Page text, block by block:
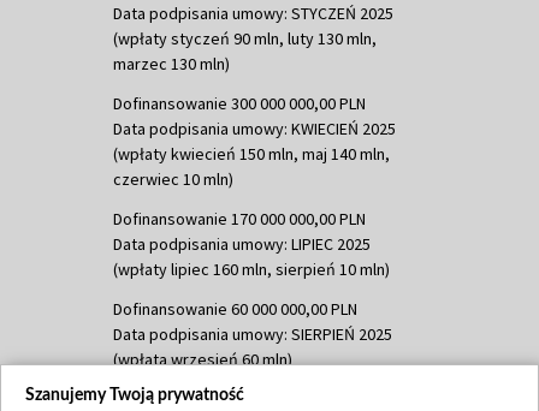
Data podpisania umowy: STYCZEŃ 2025
(wpłaty styczeń 90 mln, luty 130 mln,
marzec 130 mln)
Dofinansowanie 300 000 000,00 PLN
Data podpisania umowy: KWIECIEŃ 2025
(wpłaty kwiecień 150 mln, maj 140 mln,
czerwiec 10 mln)
Dofinansowanie 170 000 000,00 PLN
Data podpisania umowy: LIPIEC 2025
(wpłaty lipiec 160 mln, sierpień 10 mln)
Dofinansowanie 60 000 000,00 PLN
Data podpisania umowy: SIERPIEŃ 2025
(wpłata wrzesień 60 mln)
Dofinansowanie 635 783 051,21 PLN
Szanujemy Twoją prywatność